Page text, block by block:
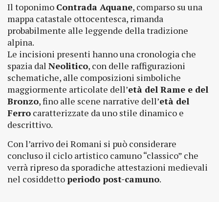
Il toponimo Contrada Aquane, comparso su una
mappa catastale ottocentesca, rimanda
probabilmente alle leggende della tradizione
alpina.
Le incisioni presenti hanno una cronologia che
spazia dal Neolitico, con delle raffigurazioni
schematiche, alle composizioni simboliche
maggiormente articolate dell’età del Rame e del
Bronzo, fino alle scene narrative dell’età del
Ferro caratterizzate da uno stile dinamico e
descrittivo.
Con l’arrivo dei Romani si può considerare
concluso il ciclo artistico camuno “classico” che
verrà ripreso da sporadiche attestazioni medievali
nel cosiddetto periodo post-camuno.